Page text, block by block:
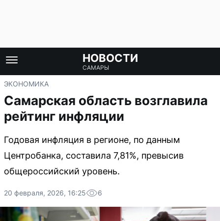
НОВОСТИ
САМАРЫ
ЭКОНОМИКА
Самарская область возглавила
рейтинг инфляции
Годовая инфляция в регионе, по данным
Центробанка, составила 7,81%, превысив
общероссийский уровень.
20 февраля, 2026, 16:25 6